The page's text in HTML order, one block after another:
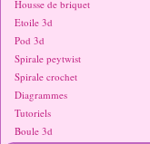
Housse de briquet
Etoile 3d
Pod 3d
Spirale peytwist
Spirale crochet
Diagrammes
Tutoriels
Boule 3d